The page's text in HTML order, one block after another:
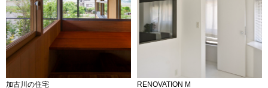
加古川の住宅 RENOVATION M